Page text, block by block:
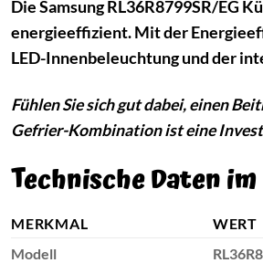
Die Samsung RL36R8799SR/EG
energieeffizient. Mit der
LED-Innenbeleuchtung und der
Fühlen Sie sich gut dabei, einen
Gefrier-Kombination ist eine
Technische Daten
MERKMAL
WERT
Modell